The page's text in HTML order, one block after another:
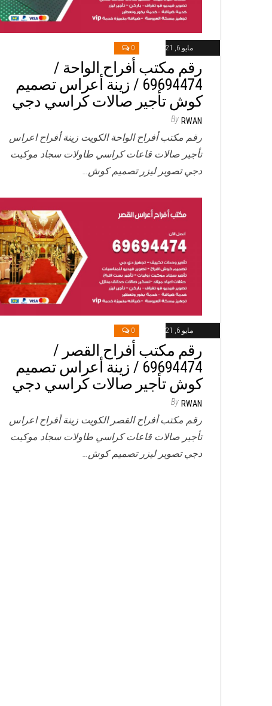
مايو 6, 2021 0
رقم مكتب أفراح الواحة /
69694474 / زينة أعراس تصميم
كوش تأجير صالات كراسي دجي
By RWAN
رقم مكتب أفراح الواحة الكويت زينة أفراح اعراس
تأجير صالات قاعات كراسي طاولات سجاد موكيت
دجي تصوير ليزر تصميم كوش…
مايو 6, 2021 0
رقم مكتب أفراح القصر /
69694474 / زينة أعراس تصميم
كوش تأجير صالات كراسي دجي
By RWAN
رقم مكتب أفراح القصر الكويت زينة أفراح اعراس
تأجير صالات قاعات كراسي طاولات سجاد موكيت
دجي تصوير ليزر تصميم كوش…